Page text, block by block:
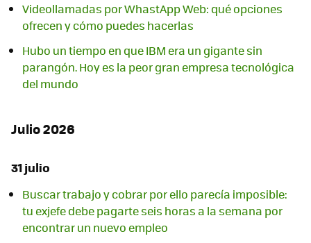
Videollamadas por WhastApp Web: qué opciones
ofrecen y cómo puedes hacerlas
Hubo un tiempo en que IBM era un gigante sin
parangón. Hoy es la peor gran empresa tecnológica
del mundo
Julio 2026
31 julio
Buscar trabajo y cobrar por ello parecía imposible:
tu exjefe debe pagarte seis horas a la semana por
encontrar un nuevo empleo